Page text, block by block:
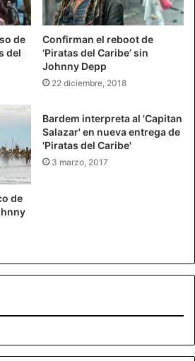
de
del
Confirman el reboot de
‘Piratas del Caribe’ sin
Johnny Depp
22 diciembre, 2018
de
Bardem interpreta al 'Capitan
Salazar' en nueva entrega de
'Piratas del Caribe'
3 marzo, 2017